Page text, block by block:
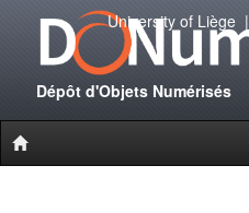
Dépôt d'Objets Numérisés
University of Liège|